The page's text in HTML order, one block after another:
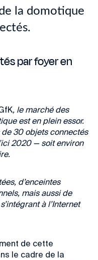
la domotique
par foyer en
, le marché des
est en plein essor.
de 30 objets connectés
2020 —soit environ
d’enceintes
mais aussi de
à l’Internet
de cette
le cadre de la